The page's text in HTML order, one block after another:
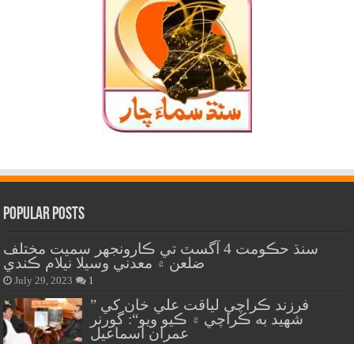
Popular Posts
سنڌ حڪومت 4 آگسٽ تي ڪارونجهر سميت مختلف
ضلعن ۾ معدني وسيلا نيلام ڪندي
July 29, 2023 1
” فرزند ڪراچي لياقت علي خان کي
شهيد به ڪراچي ۾ ڪيو ويو“: گورنر
عمران اسماعيل